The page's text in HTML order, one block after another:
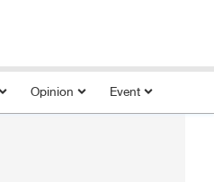
Opinion Event